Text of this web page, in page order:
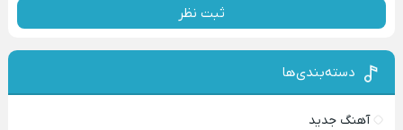
ثبت نظر
دسته‌بندی‌ها
آهنگ جدید